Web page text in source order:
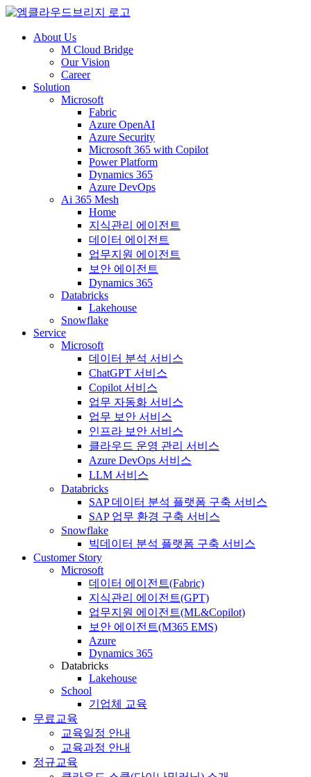
About Us
M Cloud Bridge
Our Vision
Career
Solution
Microsoft
Fabric
Azure OpenAI
Azure Security
Microsoft 365 with Copilot
Power Platform
Dynamics 365
Azure DevOps
Ai 365 Mesh
Home
지식관리 에이전트
데이터 에이전트
업무지원 에이전트
보안 에이전트
Dynamics 365
Databricks
Lakehouse
Snowflake
Service
Microsoft
데이터 분석 서비스
ChatGPT 서비스
Copilot 서비스
업무 자동화 서비스
업무 보안 서비스
인프라 보안 서비스
클라우드 운영 관리 서비스
Azure DevOps 서비스
LLM 서비스
Databricks
SAP 데이터 분석 플랫폼 구축 서비스
SAP 업무 환경 구축 서비스
Snowflake
빅데이터 분석 플랫폼 구축 서비스
Customer Story
Microsoft
데이터 에이전트(Fabric)
지식관리 에이전트(GPT)
업무지원 에이전트(ML&Copilot)
보안 에이전트(M365 EMS)
Azure
Dynamics 365
Databricks
Lakehouse
School
기업체 교육
무료교육
교육일정 안내
교육과정 안내
정규교육